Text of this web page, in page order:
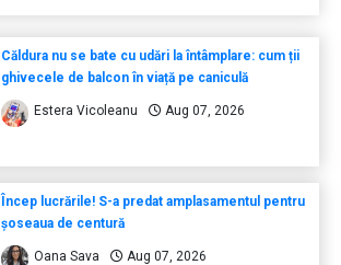
Căldura nu se bate cu udări la întâmplare: cum ții
ghivecele de balcon în viață pe caniculă
Estera Vicoleanu Aug 07, 2026
Încep lucrările! S-a predat amplasamentul pentru
șoseaua de centură
Oana Sava Aug 07, 2026